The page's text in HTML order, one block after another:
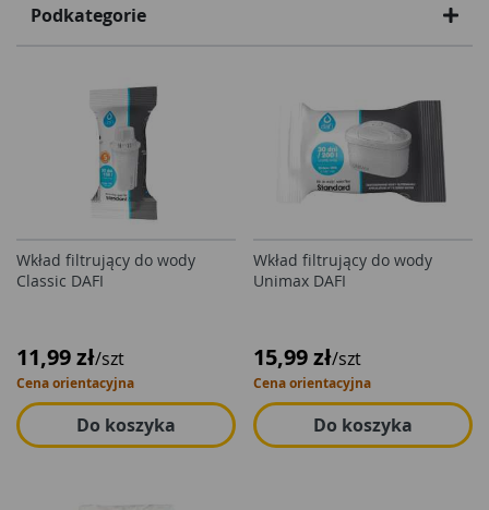
Podkategorie
Wkład filtrujący do wody
Classic DAFI
11,99 zł/szt
Cena orientacyjna
Do koszyka
Wkład filtrujący do wody
Unimax DAFI
15,99 zł/szt
Cena orientacyjna
Do koszyka